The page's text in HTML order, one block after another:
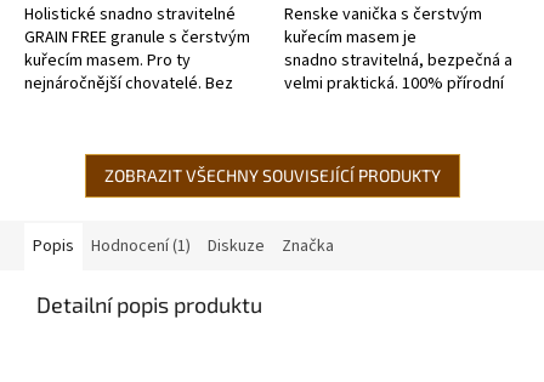
hvězdiček.
Holistické snadno stravitelné
GRAIN FREE granule s čerstvým
kuřecím masem. Pro ty
nejnáročnější chovatelé. Bez
monoproteinové (jeden druh...
hvězdiček.
Renske vanička s čerstvým
kuřecím masem je
snadno stravitelná, bezpečná a
velmi praktická. 100% přírodní
ZOBRAZIT VŠECHNY SOUVISEJÍCÍ PRODUKTY
Popis Hodnocení (1) Diskuze Značka
Detailní popis produktu